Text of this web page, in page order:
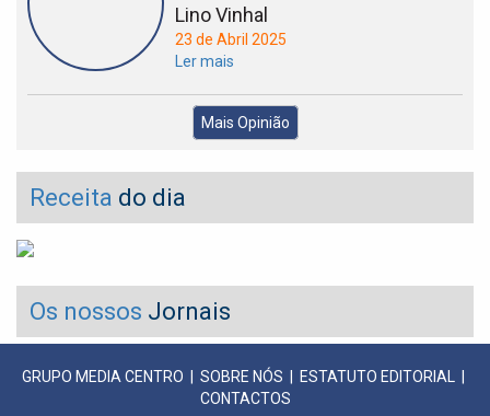
Lino Vinhal
23 de Abril 2025
Ler mais
Mais Opinião
Receita do dia
Os nossos Jornais
GRUPO MEDIA CENTRO | SOBRE NÓS | ESTATUTO EDITORIAL
|
CONTACTOS